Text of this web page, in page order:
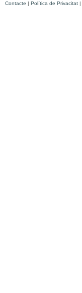
Contacte | Política de Privacitat |